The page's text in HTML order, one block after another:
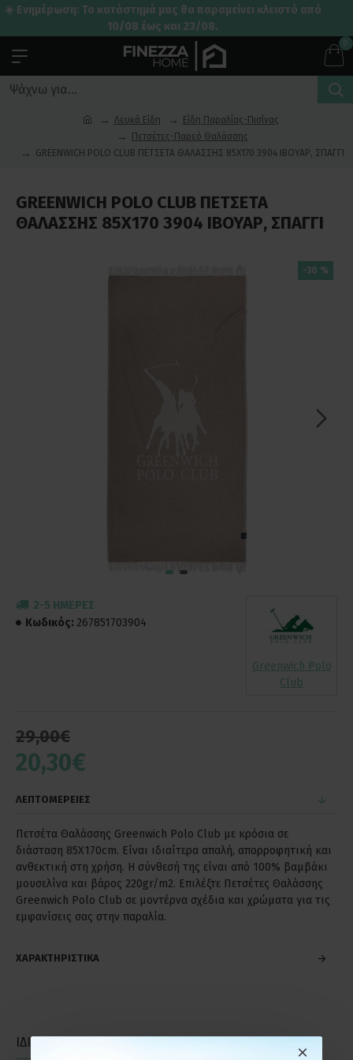
☀️ Ενημέρωση: Το κατάστημά μας θα παραμείνει κλειστό από
10/08 έως και 23/08.
0
Λευκά Είδη
Είδη Παραλίας-Πισίνας
Πετσέτες-Παρεό Θαλάσσης
GREENWICH POLO CLUB ΠΕΤΣΕΤΑ ΘΑΛΑΣΣΗΣ 85Χ170 3904 ΙΒΟΥΑΡ, ΣΠΑΓΓΙ
GREENWICH POLO CLUB ΠΕΤΣΕΤΑ
ΘΑΛΑΣΣΗΣ 85Χ170 3904 ΙΒΟΥΑΡ, ΣΠΑΓΓΙ
-30 %
20,30€
29,00€
2-5 ΗΜΈΡΕΣ
Κωδικός: 267851703904
Greenwich Polo
Club
ΛΕΠΤΟΜΕΡΕΙΕΣ
Πετσέτα Θαλάσσης Greenwich Polo Club με κρόσια σε
διάσταση 85Χ170cm. Είναι ιδιαίτερα απαλή, απορροφητική και
ανθεκτική στη χρήση. Η σύνθεσή της είναι από 100% βαμβάκι
μουσελίνα και βάρος 220gr/m2. Επιλέξτε Πετσέτες Θαλάσσης
Greenwich Polo Club σε μοντέρνα σχέδια και χρώματα για τις
εμφανίσεις σας στην παραλία.
ΧΑΡΑΚΤΗΡΙΣΤΙΚΑ
ΙΔΙΑΣ ΚΑΤΗΓΟΡΙΑΣ